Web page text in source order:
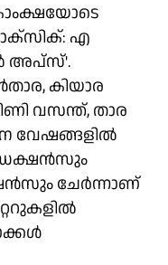
എ
അപ്സ്'.
കിയാര
വസന്ത്, താര
വേഷങ്ങളിൽ
ചേർന്നാണ്